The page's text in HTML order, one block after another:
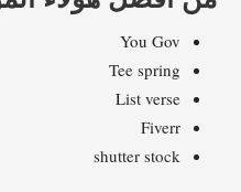
You Gov
Tee spring
List verse
Fiverr
shutter stock